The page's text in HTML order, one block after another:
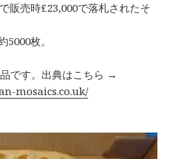
販売時£23,000で落札されたそ
5000枚。
です。出典はこちら →
mosaics.co.uk/